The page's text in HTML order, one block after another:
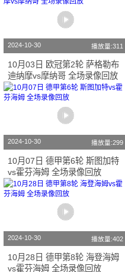
2024-10-30 播放量:311
10月03日 欧冠第2轮 萨格勒布
迪纳摩vs摩纳哥 全场录像回放
2024-10-30 播放量:299
10月07日 德甲第6轮 斯图加特
vs霍芬海姆 全场录像回放
2024-10-30 播放量:402
10月28日 德甲第8轮 海登海姆
vs霍芬海姆 全场录像回放